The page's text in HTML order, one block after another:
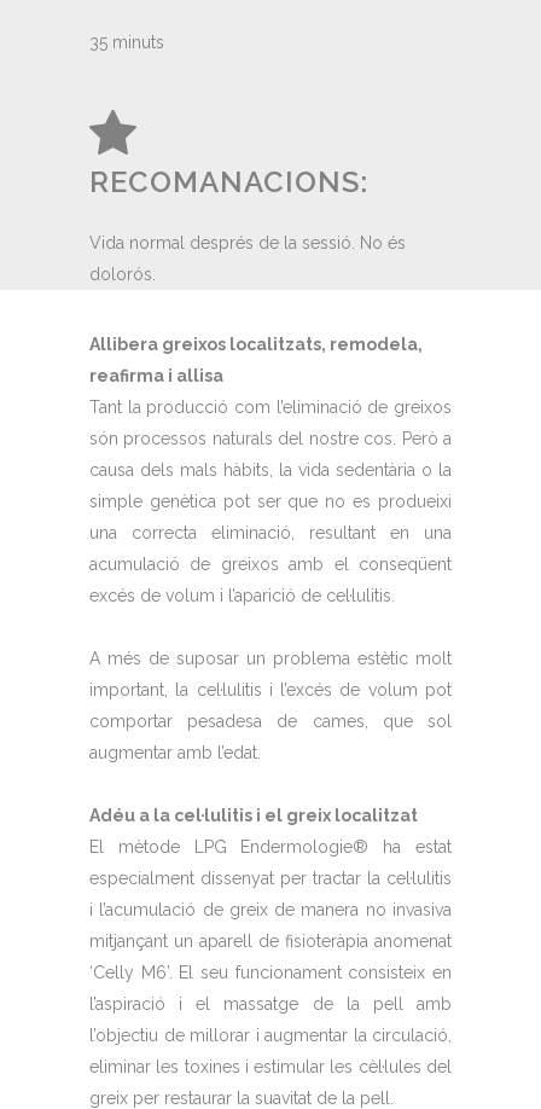
35 minuts
RECOMANACIONS:
Vida normal després de la sessió. No és
dolorós.
Allibera greixos localitzats, remodela,
reafirma i allisa
Tant la producció com l’eliminació de greixos
són processos naturals del nostre cos. Però a
causa dels mals hàbits, la vida sedentària o la
simple genètica pot ser que no es produeixi
una correcta eliminació, resultant en una
acumulació de greixos amb el conseqüent
excés de volum i l’aparició de cel·lulitis.
A més de suposar un problema estètic molt
important, la cel·lulitis i l’excés de volum pot
comportar pesadesa de cames, que sol
augmentar amb l’edat.
Adéu a la cel·lulitis i el greix localitzat
El mètode LPG Endermologie® ha estat
especialment dissenyat per tractar la cel·lulitis
i l’acumulació de greix de manera no invasiva
mitjançant un aparell de fisioteràpia anomenat
‘Celly M6’. El seu funcionament consisteix en
l’aspiració i el massatge de la pell amb
l’objectiu de millorar i augmentar la circulació,
eliminar les toxines i estimular les cèl·lules del
greix per restaurar la suavitat de la pell.